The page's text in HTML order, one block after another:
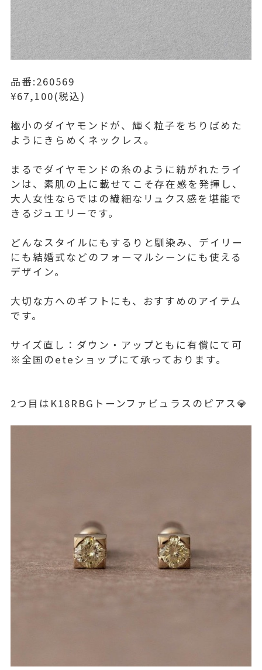
品番:260569
¥67,100(税込)
極小のダイヤモンドが、輝く粒子をちりばめた
ようにきらめくネックレス。
まるでダイヤモンドの糸のように紡がれたライ
ンは、素肌の上に載せてこそ存在感を発揮し、
大人女性ならではの繊細なリュクス感を堪能で
きるジュエリーです。
どんなスタイルにもするりと馴染み、デイリー
にも結婚式などのフォーマルシーンにも使える
デザイン。
大切な方へのギフトにも、おすすめのアイテム
です。
サイズ直し：ダウン・アップともに有償にて可
※全国のeteショップにて承っております。
2つ目はK18RBGトーンファビュラスのピアス💎